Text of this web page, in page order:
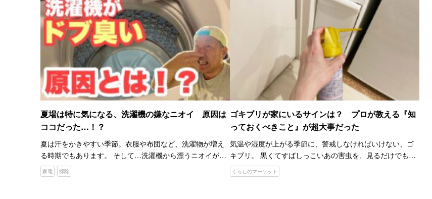
夏場は特に気になる、洗濯機の嫌なニオイ 原因は
ココだった…！？
夏は汗をかきやすい季節。衣服や布団など、洗濯物が増え
る時期でもあります。 そして…洗濯機から漂うニオイが気
になる頃ではないでしょうか。 YouTubeチャンネル『おそ
うじダイアリー』の投稿者・ハタナカさんは、そんな洗濯
家電 掃除
ゴキブリが家にいるサインは？ プロが教える『知
っておくべきこと』が超大事だった
気温や湿度が上がる季節に、警戒しなければいけない、ゴ
キブリ。 黒くてすばしっこいあの害虫を、見るだけでも嫌
だという人も多いでしょう。 YouTubeチャンネル『くらし
のマーケット大学 – プロのお仕事』では、…
くらしのマーケット